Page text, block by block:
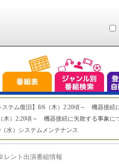
ステム復旧】8/6（木）2:20頃～ 機器接続
木）2:20頃～ 機器接続に失敗する事象に
（水）システムメンテナンス
レント出演番組情報